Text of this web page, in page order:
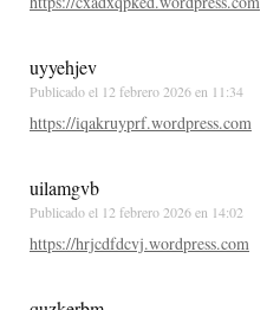
uyyehjev
Publicado el 12 febrero 2026 en 11:34
https://iqakruyprf.wordpress.com
uilamgvb
Publicado el 12 febrero 2026 en 14:02
https://hrjcdfdcvj.wordpress.com